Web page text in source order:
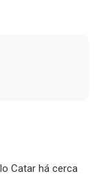
Catar há cerca